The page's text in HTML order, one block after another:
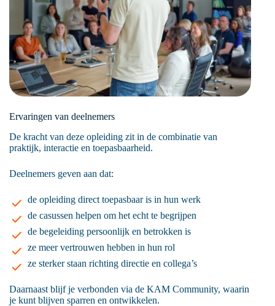
Ervaringen van deelnemers
De kracht van deze opleiding zit in de combinatie van
praktijk, interactie en toepasbaarheid.
Deelnemers geven aan dat:
de opleiding direct toepasbaar is in hun werk
de casussen helpen om het echt te begrijpen
de begeleiding persoonlijk en betrokken is
ze meer vertrouwen hebben in hun rol
ze sterker staan richting directie en collega’s
Daarnaast blijf je verbonden via de KAM Community, waarin
je kunt blijven sparren en ontwikkelen.